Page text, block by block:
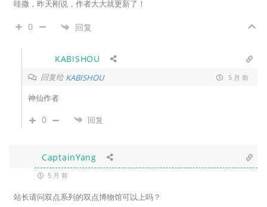
哇撒，昨天刚说，作者大大就更新了！
0 回复
KABISHOU
回复给KABISHOU 5 月 前
神仙作者
0 回复
CaptainYang
5 月 前
站长请问双点系列的双点博物馆可以上吗？